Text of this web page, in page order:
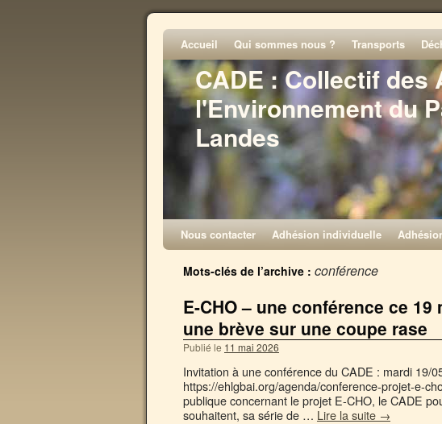
CADE : Collectif des
l'Environnement du
Landes
Accueil Qui sommes nous ? Transports
Nous contacter Adhésion individuelle
Mots-clés de l’archive : conférence
E-CHO – une conférence ce
une brève sur une coupe rase
Publié le 11 mai 2026
Invitation à une conférence du CADE : mardi 19/
https://ehlgbai.org/agenda/conference-projet-e-
publique concernant le projet E-CHO, le CADE
souhaitent, sa série de … Lire la suite →